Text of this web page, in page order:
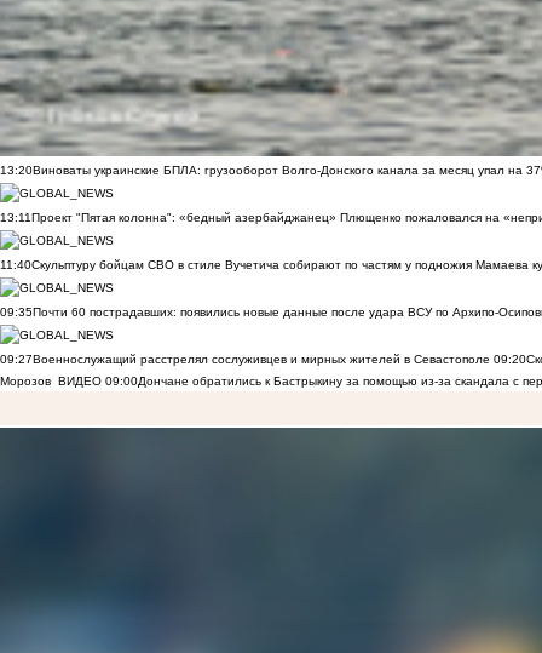
13:20Виноваты украинские БПЛА: грузооборот Волго-Донского канала за месяц упал на
13:11Проект "Пятая колонна": «бедный азербайджанец» Плющенко пожаловался на
11:40Скульптуру бойцам СВО в стиле Вучетича собирают по частям у подножия Мамаева
09:35Почти 60 пострадавших: появились новые данные после удара ВСУ по Архипо-
09:27Военнослужащий расстрелял сослуживцев и мирных жителей в Севастополе 09:20
Морозов
ВИДЕО 09:00Дончане обратились к Бастрыкину за помощью из-за скандала с